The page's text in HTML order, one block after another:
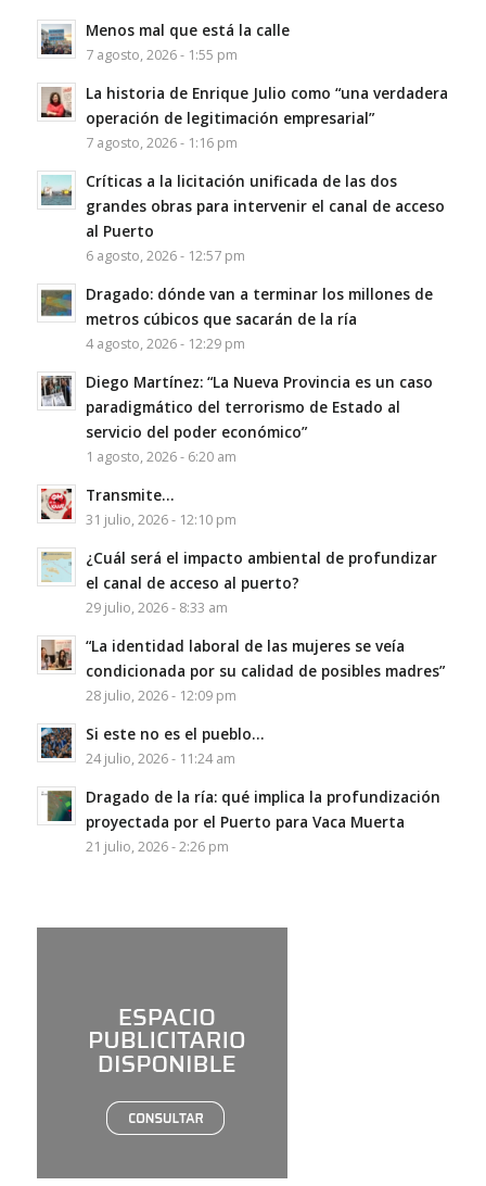
Menos mal que está la calle
7 agosto, 2026 - 1:55 pm
La historia de Enrique Julio como “una verdadera
operación de legitimación empresarial”
7 agosto, 2026 - 1:16 pm
Críticas a la licitación unificada de las dos
grandes obras para intervenir el canal de acceso
al Puerto
6 agosto, 2026 - 12:57 pm
Dragado: dónde van a terminar los millones de
metros cúbicos que sacarán de la ría
4 agosto, 2026 - 12:29 pm
Diego Martínez: “La Nueva Provincia es un caso
paradigmático del terrorismo de Estado al
servicio del poder económico”
1 agosto, 2026 - 6:20 am
Transmite…
31 julio, 2026 - 12:10 pm
¿Cuál será el impacto ambiental de profundizar
el canal de acceso al puerto?
29 julio, 2026 - 8:33 am
“La identidad laboral de las mujeres se veía
condicionada por su calidad de posibles madres”
28 julio, 2026 - 12:09 pm
Si este no es el pueblo…
24 julio, 2026 - 11:24 am
Dragado de la ría: qué implica la profundización
proyectada por el Puerto para Vaca Muerta
21 julio, 2026 - 2:26 pm